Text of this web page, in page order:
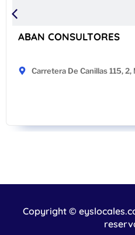
ABAN CONSULTORES
Carretera De Canillas 115,
Copyright ©